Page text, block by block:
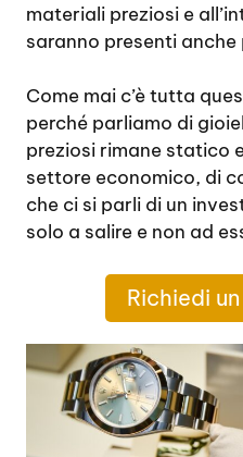
materiali preziosi e
saranno presenti anche
Come mai c’è tutta
perché parliamo di
preziosi rimane statico
settore economico, di
che ci si parli di un
solo a salire e non ad
Richiedi